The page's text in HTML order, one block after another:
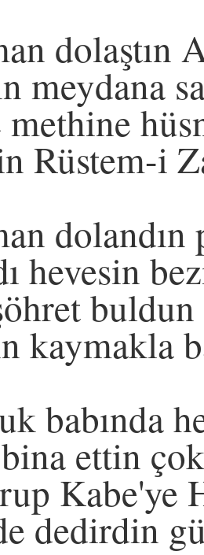
dolaştın
meydana
methine
Rüstem-i
dolandın
hevesin
buldun
kaymakla
babında
ettin
Kabe'ye
dedirdin